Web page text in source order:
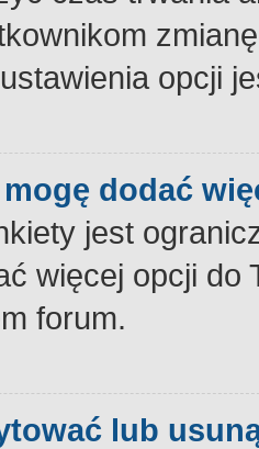
opcji
dodać
jest
więcej opcji
forum.
lub